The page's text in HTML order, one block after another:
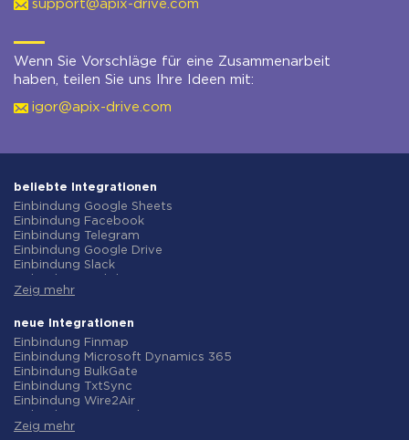
support@apix-drive.com
Wenn Sie Vorschläge für eine Zusammenarbeit
haben, teilen Sie uns Ihre Ideen mit:
igor@apix-drive.com
beliebte Integrationen
Einbindung Google Sheets
Einbindung Facebook
Einbindung Telegram
Einbindung Google Drive
Einbindung Slack
Einbindung Gmail
Einbindung ClickUp
Einbindung Airtable
Einbindung Google Contacts
Einbindung OpenAI (ChatGPT)
Einbindung Instagram
Einbindung ActiveCampaign
Einbindung Typeform
Einbindung Salesforce CRM
Zeig mehr
neue Integrationen
Einbindung Finmap
Einbindung Microsoft Dynamics 365
Einbindung BulkGate
Einbindung TxtSync
Einbindung Wire2Air
Einbindung Infobip
Zeig mehr